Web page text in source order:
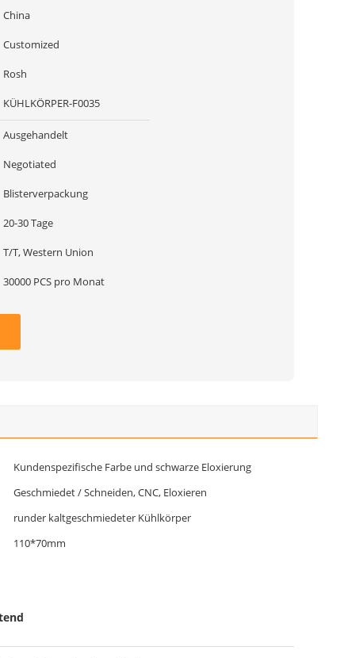
China
Customized
Rosh
KÜHLKÖRPER-F0035
Ausgehandelt
Negotiated
Blisterverpackung
20-30 Tage
T/T, Western Union
30000 PCS pro Monat
Kundenspezifische Farbe und schwarze Eloxierung
Geschmiedet / Schneiden, CNC, Eloxieren
runder kaltgeschmiedeter Kühlkörper
110*70mm